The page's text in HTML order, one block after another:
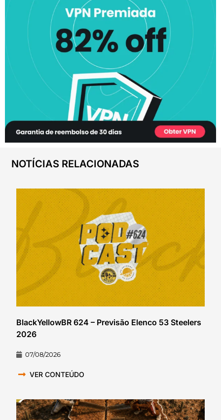
NOTÍCIAS RELACIONADAS
BlackYellowBR 624 – Previsão Elenco 53 Steelers
2026
07/08/2026
VER CONTEÚDO